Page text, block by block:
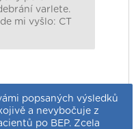
varlete.
mi vyšlo: CT
popsaných výsledků
a nevybočuje z
po BEP. Zcela